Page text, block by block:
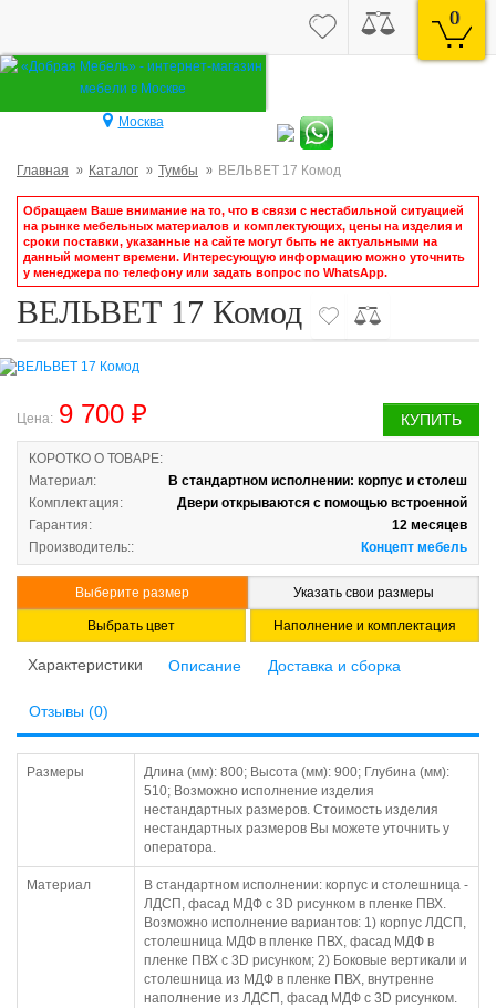
0
Москва
Главная Каталог Тумбы ВЕЛЬВЕТ 17 Комод
Обращаем Ваше внимание на то, что в связи с нестабильной ситуацией
на рынке мебельных материалов и комплектующих, цены на изделия и
сроки поставки, указанные на сайте могут быть не актуальными на
данный момент времени. Интересующую информацию можно уточнить
у менеджера по телефону или задать вопрос по WhatsApp.
ВЕЛЬВЕТ 17 Комод
КУПИТЬ
Цена: 9 700 ₽
КОРОТКО О ТОВАРЕ:
Материал:
В стандартном исполнении: корпус и столеш
Комплектация:
Двери открываются с помощью встроенной
си
Гарантия:
12 месяцев
Производитель::
Концепт мебель
Выберите размер Указать свои размеры
Выбрать цвет Наполнение и комплектация
Характеристики Описание Доставка и сборка
Отзывы (0)
Размеры
Длина (мм): 800; Высота (мм): 900; Глубина (мм):
510; Возможно исполнение изделия
нестандартных размеров. Стоимость изделия
нестандартных размеров Вы можете уточнить у
оператора.
Материал
В стандартном исполнении: корпус и столешница -
ЛДСП, фасад МДФ с 3D рисунком в пленке ПВХ.
Возможно исполнение вариантов: 1) корпус ЛДСП,
столешница МДФ в пленке ПВХ, фасад МДФ в
пленке ПВХ с 3D рисунком; 2) Боковые вертикали и
столешница из МДФ в пленке ПВХ, внутренне
наполнение из ЛДСП, фасад МДФ с 3D рисунком.